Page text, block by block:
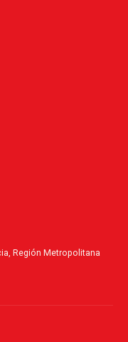
Región Metropolitana